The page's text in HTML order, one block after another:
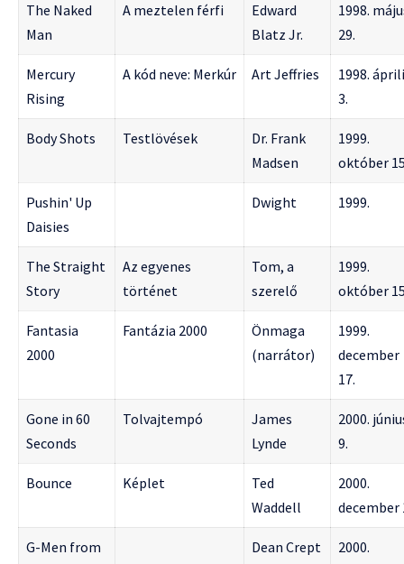
The Naked
Man
A meztelen férfi
Edward
Blatz Jr.
1998.
29.
Mercury
Rising
A kód neve: Merkúr Art Jeffries
1998.
3.
Body Shots Testlövések
Dr. Frank
Madsen
1999.
október
Pushin' Up
Daisies
Dwight 1999.
The Straight
Story
Az egyenes
történet
Tom, a
szerelő
1999.
október
Fantasia
2000
Fantázia 2000
Önmaga
(narrátor)
1999.
december
17.
Gone in 60
Seconds
Tolvajtempó
James
Lynde
2000.
9.
Bounce Képlet
Ted
Waddell
2000.
december
G-Men from
Dean Crept 2000.